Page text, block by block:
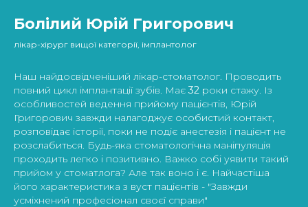
Болілий Юрій Григорович
лікар-хірург вищої категорії, імплантолог
Наш найдосвідченіший лікар-стоматолог. Проводить
повний цикл імплантації зубів. Має32 роки стажу. Із
особливостей ведення прийому пацієнтів, Юрій
Григорович завжди налагоджує особистий контакт,
розповідає історії, поки не подіє анестезія і пацієнт не
розслабиться. Будь-яка стоматологічна маніпуляція
проходить легко і позитивно. Важко собі уявити такий
прийом у стоматлога? Але так воно і є. Найчастіша
його характеристика з вуст пацієнтів - "Завжди
усміхнений професіонал своєї справи"